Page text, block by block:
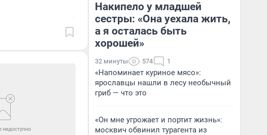
Накипело у младшей
сестры: «Она уехала жить,
а я осталась быть
хорошей»
32 минуты 574 1
«Напоминает куриное мясо»:
ярославцы нашли в лесу необычный
гриб — что это
«Он мне угрожает и портит жизнь»:
москвич обвинил турагента из